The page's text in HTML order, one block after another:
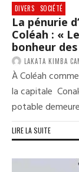
DIVERS SOCIÉTÉ
La pénurie
Coléah : «
bonheur
LAKATA KIMBA
À Coléah
la capitale
potable
LIRE LA SUITE